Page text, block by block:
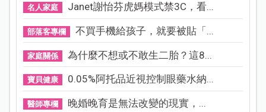
名人家庭 Janet謝怡芬虎媽模式禁3C，看...
部落客專欄 不買手機給孩子，就要被貼「...
家庭關係 為什麼不想或不敢生二胎？這8...
寶貝健康 0.05%阿托品近視控制眼藥水納...
醫師專欄 晚婚晚育是無法改變的現實，...